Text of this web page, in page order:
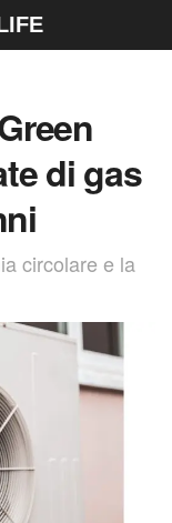
di gas
circolare e la